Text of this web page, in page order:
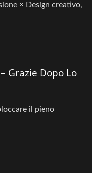
× Design creativo,
Grazie Dopo Lo
il pieno